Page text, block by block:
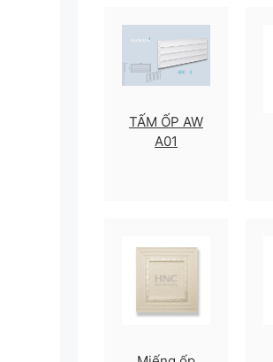
TẤM ỐP AW
A01